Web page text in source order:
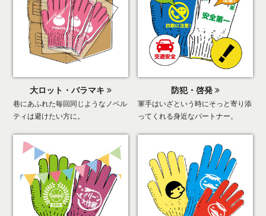
大ロット・バラマキ
巷にあふれた毎回同じようなノベル
ティは避けたい方に。
防犯・啓発
軍手はいざという時にそっと寄り添
ってくれる身近なパートナー。